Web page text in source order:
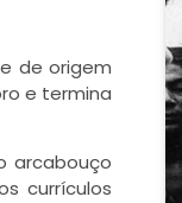
de origem
e termina
arcabouço
currículos